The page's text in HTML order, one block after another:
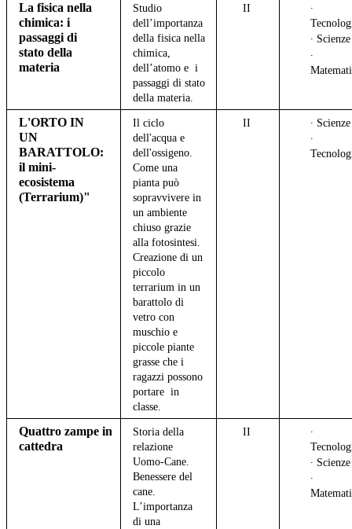
La fisica nella
chimica: i
passaggi di
stato della
materia
Studio
dell’importanza
della fisica nella
chimica,
dell’atomo e i
passaggi di stato
della materia.
II
∙
∙
∙
L'ORTO IN
UN
BARATTOLO:
il mini-
ecosistema
(Terrarium)"
Il ciclo
dell'acqua e
dell'ossigeno.
Come una
pianta può
sopravvivere in
un ambiente
chiuso grazie
alla fotosintesi.
Creazione di un
piccolo
terrarium in un
barattolo di
vetro con
muschio e
piccole piante
grasse che i
ragazzi possono
portare in
classe.
II
∙
∙
Quattro zampe in
cattedra
Storia della
relazione
Uomo-Cane.
Benessere del
cane.
L’importanza
di una
II
∙
∙
∙